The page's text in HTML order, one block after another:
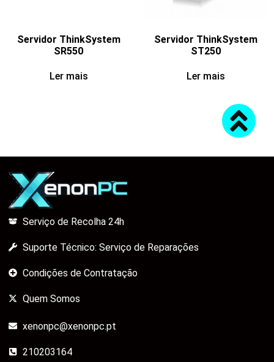
Servidor ThinkSystem
SR550
Ler mais
Servidor ThinkSystem
ST250
Ler mais
Serviço de Recolha 24h
Suporte Técnico: Serviço de Reparações
Condições de Contratação
Quem Somos
xenonpc@xenonpc.pt
210203164